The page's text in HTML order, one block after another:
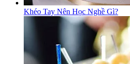
Khéo Tay Nên Học Nghề Gì?